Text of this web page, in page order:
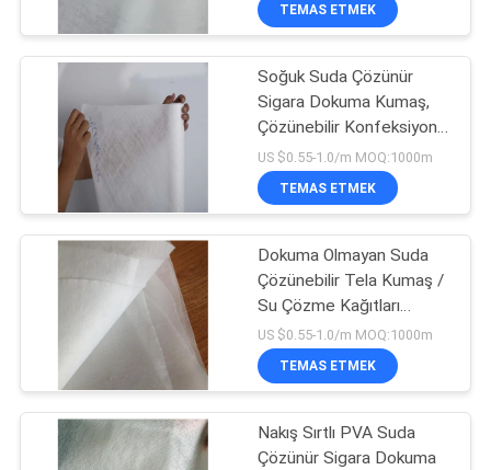
HABERLER
BIR
İNDIRIM
İSTE
HARITASI
PRIVACY
POLICY
Nakış İçin Suda
Çözünebilir Film
PVA Suda Çözünür
Çanta
34
TEMAS ETMEK
Soğuk Suda Çözünür
Sigara Dokuma Kumaş,
Çözünebilir Konfeksiyon
Tela Kumaş
US $0.55-1.0/m MOQ:1000m
TEMAS ETMEK
Dokuma Olmayan Suda
Çözünebilir Tela Kumaş /
Su Çözme Kağıtları
Kabartma Desenli
US $0.55-1.0/m MOQ:1000m
TEMAS ETMEK
Nakış Sırtlı PVA Suda
Çözünür Sigara Dokuma